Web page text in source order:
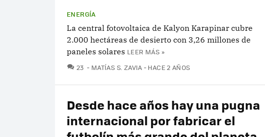
ENERGÍA
La central fotovoltaica de Kalyon Karapinar cubre
2.000 hectáreas de desierto con 3,26 millones de
paneles solares LEER MÁS »
23 COMENTARIOS
MATÍAS S. ZAVIA HACE 2 AÑOS
Desde hace años hay una pugna
internacional por fabricar el